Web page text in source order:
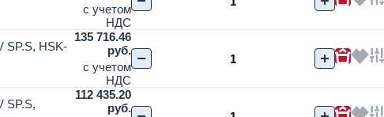
с учетом
НДС
SP.S, HSK-
135 716.46
руб.
с учетом
НДС
SP.S,
112 435.20
руб.